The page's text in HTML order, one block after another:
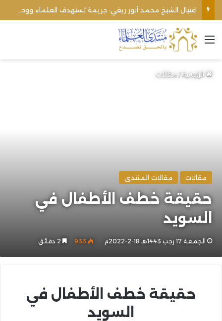
القائمة
الرئيسية/مقالات
مقالات مقالات المنتدى
حقيقة خطف الأطفال في
السويد
الجمعة 17 رجب 1443هـ 18-2-2022م 933
حقيقة خطف الأطفال في
السويد